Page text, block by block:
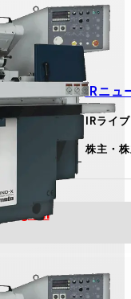
IRニュ
IRライ
株主・
English